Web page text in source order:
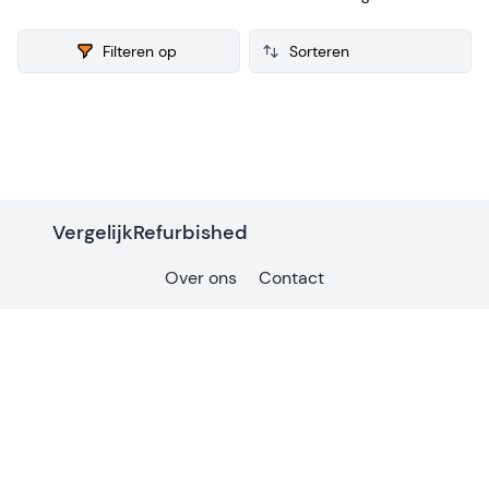
verzamelen we ook consumenten reviews, zodat je een
weloverwogen keuze kunt maken bij je aankoop.
Filteren op
VergelijkRefurbished
Over ons Contact